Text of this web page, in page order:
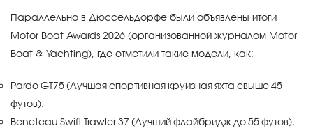
Параллельно в Дюссельдорфе были объявлены итоги
Motor Boat Awards 2026 (организованной журналом Motor
Boat & Yachting), где отметили такие модели, как:
Pardo GT75 (Лучшая спортивная круизная яхта свыше 45
футов).
Beneteau Swift Trawler 37 (Лучший флайбридж до 55 футов).